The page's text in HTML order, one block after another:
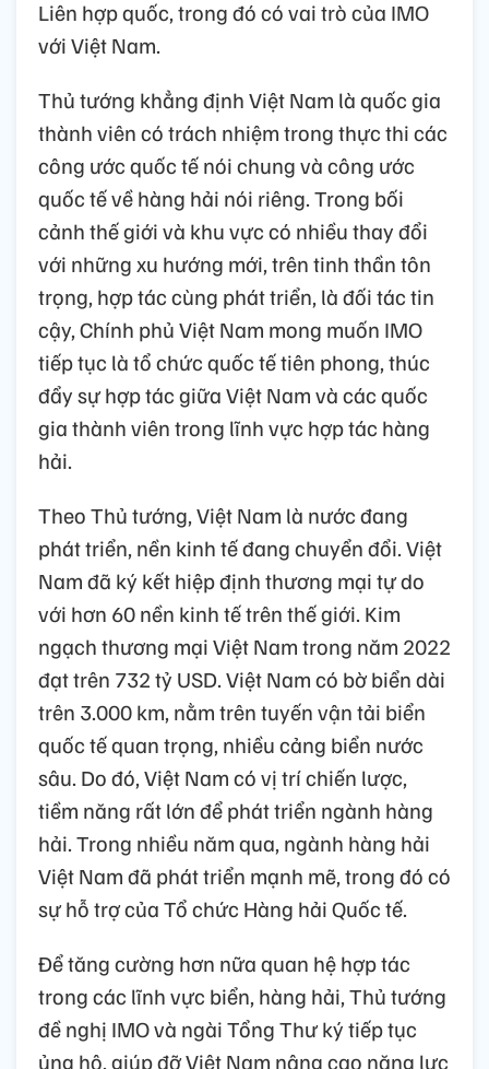
Liên hợp quốc, trong đó có vai trò của IMO
với Việt Nam.
Thủ tướng khẳng định Việt Nam là quốc gia
thành viên có trách nhiệm trong thực thi các
công ước quốc tế nói chung và công ước
quốc tế về hàng hải nói riêng. Trong bối
cảnh thế giới và khu vực có nhiều thay đổi
với những xu hướng mới, trên tinh thần tôn
trọng, hợp tác cùng phát triển, là đối tác tin
cậy, Chính phủ Việt Nam mong muốn IMO
tiếp tục là tổ chức quốc tế tiên phong, thúc
đẩy sự hợp tác giữa Việt Nam và các quốc
gia thành viên trong lĩnh vực hợp tác hàng
hải.
Theo Thủ tướng, Việt Nam là nước đang
phát triển, nền kinh tế đang chuyển đổi. Việt
Nam đã ký kết hiệp định thương mại tự do
với hơn 60 nền kinh tế trên thế giới. Kim
ngạch thương mại Việt Nam trong năm 2022
đạt trên 732 tỷ USD. Việt Nam có bờ biển dài
trên 3.000 km, nằm trên tuyến vận tải biển
quốc tế quan trọng, nhiều cảng biển nước
sâu. Do đó, Việt Nam có vị trí chiến lược,
tiềm năng rất lớn để phát triển ngành hàng
hải. Trong nhiều năm qua, ngành hàng hải
Việt Nam đã phát triển mạnh mẽ, trong đó có
sự hỗ trợ của Tổ chức Hàng hải Quốc tế.
Để tăng cường hơn nữa quan hệ hợp tác
trong các lĩnh vực biển, hàng hải, Thủ tướng
đề nghị IMO và ngài Tổng Thư ký tiếp tục
ủng hộ, giúp đỡ Việt Nam nâng cao năng lực